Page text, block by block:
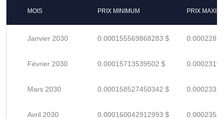
MOIS PRIX MINIMUM PRIX
Janvier 2030 0.000155569868283 $
Février 2030 0.00015713539502 $
Mars 2030 0.000158527450342 $
Avril 2030 0.000160042912993 $